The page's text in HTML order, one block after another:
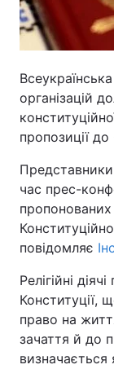
організацій
пропозиції
час прес-
повідомляє
Релігійні
Конституції,
право на
зачаття й до
визначається